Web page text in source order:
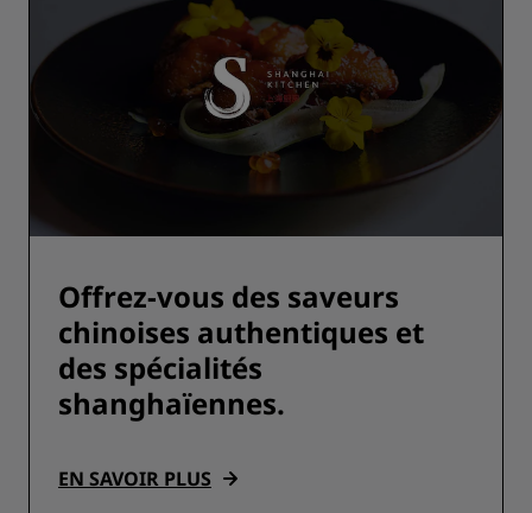
Offrez-vous des saveurs
chinoises authentiques et
des spécialités
shanghaïennes.
EN SAVOIR PLUS